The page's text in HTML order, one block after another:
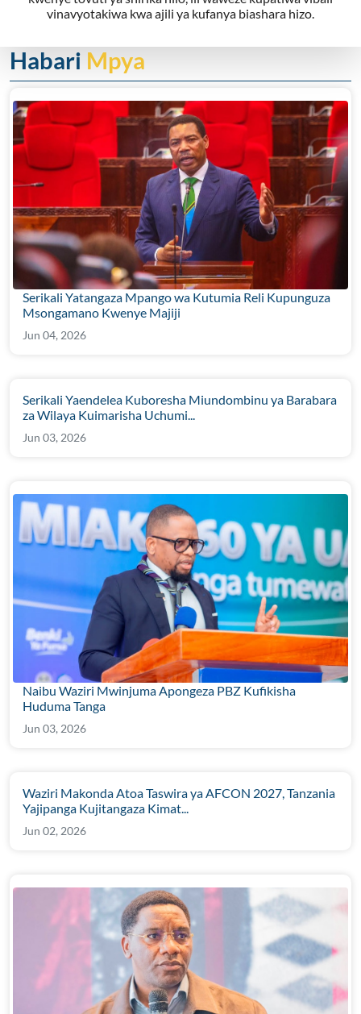
vinavyotakiwa kwa ajili ya kufanya biashara hizo.
Habari Mpya
Serikali Yatangaza Mpango wa Kutumia Reli Kupunguza
Msongamano Kwenye Majiji
Jun 04, 2026
Serikali Yaendelea Kuboresha Miundombinu ya Barabara
za Wilaya Kuimarisha Uchumi...
Jun 03, 2026
Naibu Waziri Mwinjuma Apongeza PBZ Kufikisha
Huduma Tanga
Jun 03, 2026
Waziri Makonda Atoa Taswira ya AFCON 2027, Tanzania
Yajipanga Kujitangaza Kimat...
Jun 02, 2026